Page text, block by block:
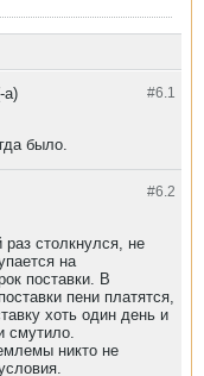
#6.1
а)
было.
#6.2
раз столкнулся, не
на
поставки. В
пени платятся,
хоть один день и
смутило.
никто не